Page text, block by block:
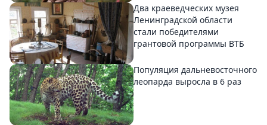
Два краеведческих музея
Ленинградской области
стали победителями
грантовой программы ВТБ
Популяция дальневосточного
леопарда выросла в 6 раз